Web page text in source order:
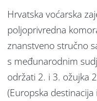
Hrvatska voćarska
poljoprivredna
znanstveno stručno
s međunarodnim
održati 2. i 3. ožujka
(Europska